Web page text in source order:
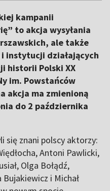
kampanii
to akcja wysyłania
ale także
instytucji działających
historii Polski XX
im. Powstańców
akcja ma zmienioną
do 2 października
się znani polscy aktorzy:
Antoni Pawlicki,
Olga Bołądź,
i Michał